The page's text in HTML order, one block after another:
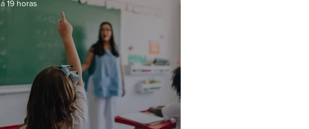
19 horas